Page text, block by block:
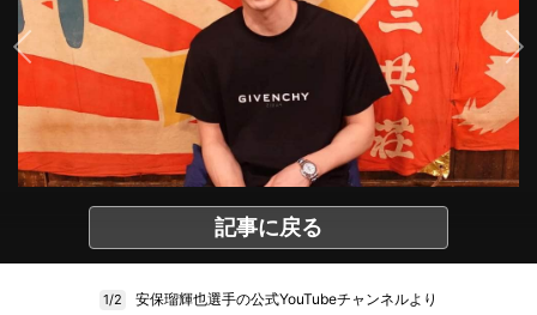
記事に戻る
1/2 安保瑠輝也選手の公式YouTubeチャンネルより